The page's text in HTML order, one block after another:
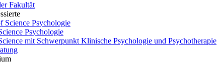
Fakultät
Science Psychologie
Psychologie
mit Schwerpunkt Klinische Psychologie und Psychotherapie